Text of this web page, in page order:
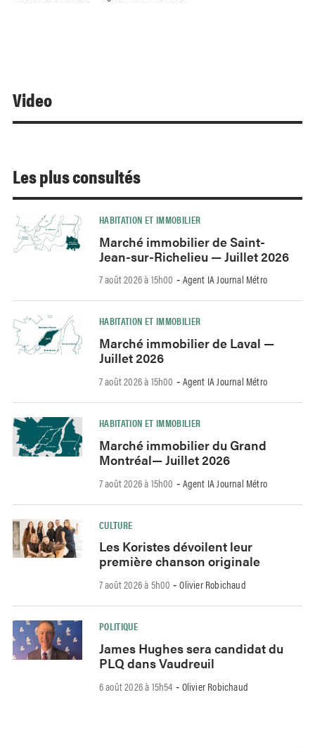
Video
Les plus consultés
HABITATION ET IMMOBILIER
Marché immobilier de Saint-
Jean-sur-Richelieu — Juillet 2026
7 août 2026 à 15h00 - Agent IA Journal Métro
HABITATION ET IMMOBILIER
Marché immobilier de Laval —
Juillet 2026
7 août 2026 à 15h00 - Agent IA Journal Métro
HABITATION ET IMMOBILIER
Marché immobilier du Grand
Montréal— Juillet 2026
7 août 2026 à 15h00 - Agent IA Journal Métro
CULTURE
Les Koristes dévoilent leur
première chanson originale
7 août 2026 à 5h00 -Olivier Robichaud
POLITIQUE
James Hughes sera candidat du
PLQ dans Vaudreuil
6 août 2026 à 15h54 - Olivier Robichaud